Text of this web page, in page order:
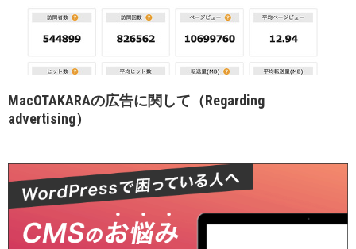
MacOTAKARAの広告に関して（Regarding
advertising）